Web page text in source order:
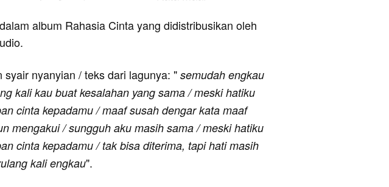
album Rahasia Cinta yang didistribusikan oleh
syair nyanyian / teks dari lagunya: " semudah engkau
kali kau buat kesalahan yang sama / meski hatiku
cinta kepadamu / maaf susah dengar kata maaf
mengakui / sungguh aku masih sama / meski hatiku
cinta kepadamu / tak bisa diterima, tapi hati masih
kali engkau".